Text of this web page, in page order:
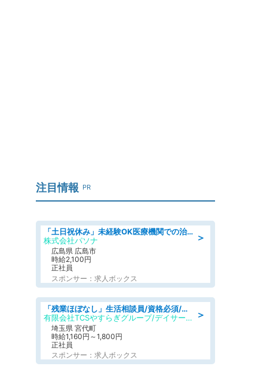
注目情報 PR
＞
「土日祝休み」未経験OK医療機関での治験コーディネーターのお仕事
株式会社パソナ
広島県 広島市
時給2,100円
正社員
スポンサー：求人ボックス
＞
「残業ほぼなし」生活相談員/資格必須/正職員/日勤のみ/デイサービス
有限会社TCSやすらぎグループ/デイサービスやすらぎ
埼玉県 宮代町
時給1,160円～1,800円
正社員
スポンサー：求人ボックス